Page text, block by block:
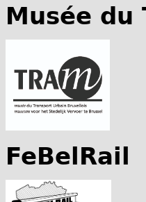
Musée du
FeBelRail